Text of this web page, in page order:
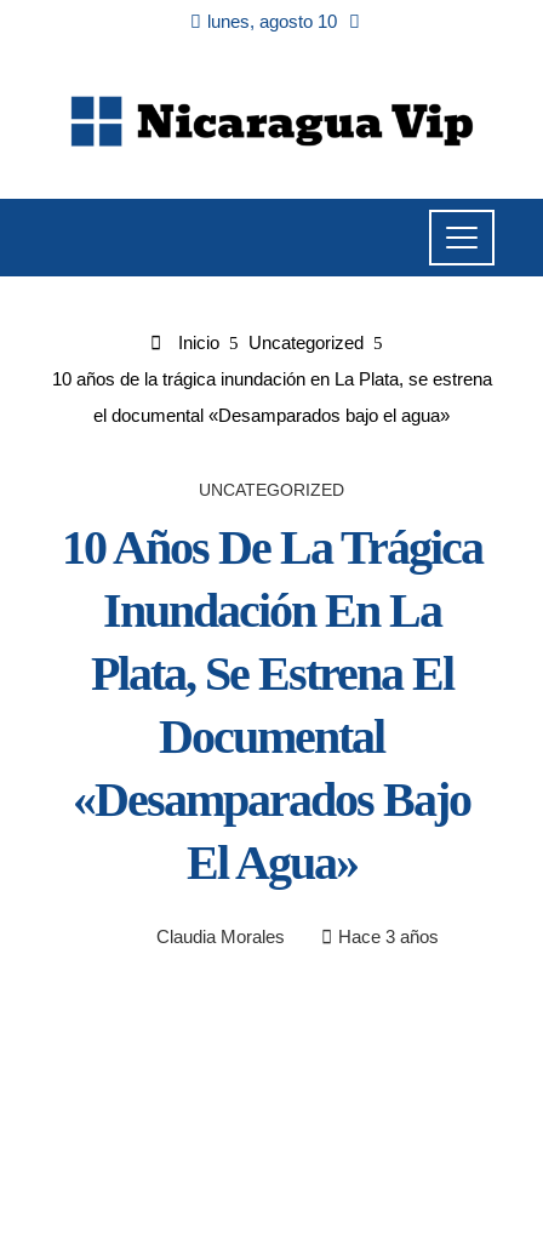
lunes, agosto 10
Inicio
Uncategorized
10 años de la trágica inundación en La Plata, se estrena
el documental «Desamparados bajo el agua»
UNCATEGORIZED
10 Años De La Trágica
Inundación En La
Plata, Se Estrena El
Documental
«Desamparados Bajo
El Agua»
Claudia Morales Hace 3 años